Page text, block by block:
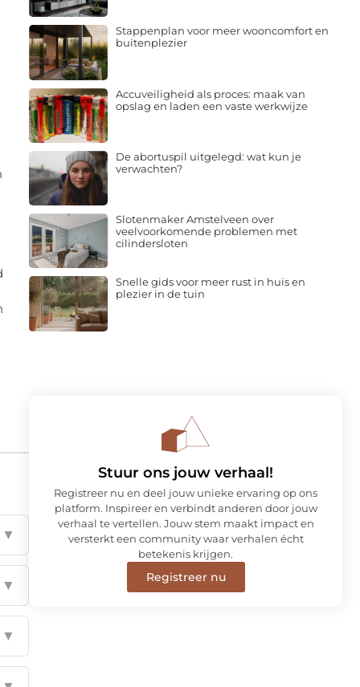
▼
▼
▼
Stappenplan voor meer wooncomfort en
buitenplezier
Accuveiligheid als proces: maak van
opslag en laden een vaste werkwijze
De abortuspil uitgelegd: wat kun je
verwachten?
Slotenmaker Amstelveen over
veelvoorkomende problemen met
cilindersloten
Snelle gids voor meer rust in huis en
plezier in de tuin
Stuur ons jouw verhaal!
Registreer nu en deel jouw unieke ervaring op ons
platform. Inspireer en verbindt anderen door jouw
verhaal te vertellen. Jouw stem maakt impact en
versterkt een community waar verhalen écht
betekenis krijgen.
Registreer nu